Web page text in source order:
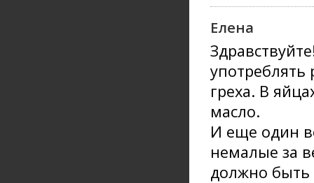
Елена
употреблять
греха. В
масло.
И еще один
немалые за
должно быть